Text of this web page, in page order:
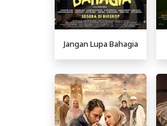
Jangan Lupa Bahagia